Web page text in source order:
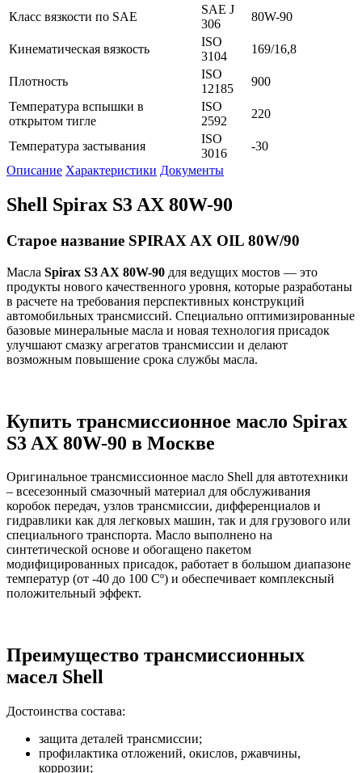
Класс вязкости по SAE
SAE J
306
80W-90
Кинематическая вязкость
ISO
3104
169/16,8
Плотность
ISO
12185
900
Температура вспышки в
открытом тигле
ISO
2592
220
Температура застывания
ISO
3016
-30
Описание Характеристики Документы
Shell Spirax S3 AX 80W-90
Старое название SPIRAX AX OIL 80W/90
Масла Spirax S3 AX 80W-90 для ведущих мостов — это
продукты нового качественного уровня, которые разработаны
в расчете на требования перспективных конструкций
автомобильных трансмиссий. Специально оптимизированные
базовые минеральные масла и новая технология присадок
улучшают смазку агрегатов трансмиссии и делают
возможным повышение срока службы масла.
Купить трансмиссионное масло Spirax
S3 AX 80W-90 в Москве
Оригинальное трансмиссионное масло Shell для автотехники
– всесезонный смазочный материал для обслуживания
коробок передач, узлов трансмиссии, дифференциалов и
гидравлики как для легковых машин, так и для грузового или
специального транспорта. Масло выполнено на
синтетической основе и обогащено пакетом
модифицированных присадок, работает в большом диапазоне
температур (от -40 до 100 Сº) и обеспечивает комплексный
положительный эффект.
Преимущество трансмиссионных
масел Shell
Достоинства состава:
защита деталей трансмиссии;
профилактика отложений, окислов, ржавчины,
коррозии;